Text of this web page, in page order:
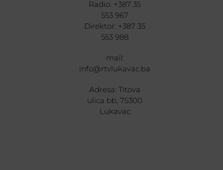
Radio: +387 35
553 967
Direktor: +387 35
553 988
mail:
info@rtvlukavac.ba
Adresa: Titova
ulica bb, 75300
Lukavac